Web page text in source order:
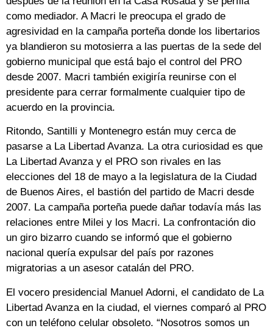
como mediador. A Macri le preocupa el grado de
agresividad en la campaña porteña donde los libertarios
ya blandieron su motosierra a las puertas de la sede del
gobierno municipal que está bajo el control del PRO
desde 2007. Macri también exigiría reunirse con el
presidente para cerrar formalmente cualquier tipo de
acuerdo en la provincia.
Ritondo, Santilli y Montenegro están muy cerca de
pasarse a La Libertad Avanza. La otra curiosidad es que
La Libertad Avanza y el PRO son rivales en las
elecciones del 18 de mayo a la legislatura de la Ciudad
de Buenos Aires, el bastión del partido de Macri desde
2007. La campaña porteña puede dañar todavía más las
relaciones entre Milei y los Macri. La confrontación dio
un giro bizarro cuando se informó que el gobierno
nacional quería expulsar del país por razones
migratorias a un asesor catalán del PRO.
El vocero presidencial Manuel Adorni, el candidato de La
Libertad Avanza en la ciudad, el viernes comparó al PRO
con un teléfono celular obsoleto. “Nosotros somos un